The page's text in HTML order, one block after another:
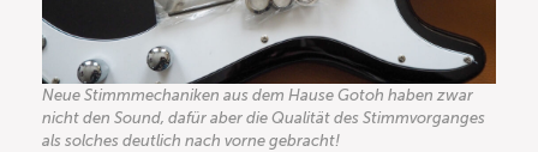
Neue Stimmmechaniken aus dem Hause Gotoh haben zwar
nicht den Sound, dafür aber die Qualität des Stimmvorganges
als solches deutlich nach vorne gebracht!